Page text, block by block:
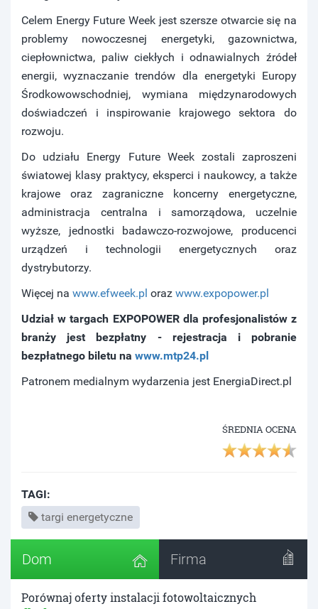
Celem Energy Future Week jest szersze otwarcie się na
problemy nowoczesnej energetyki, gazownictwa,
ciepłownictwa, paliw ciekłych i odnawialnych źródeł
energii, wyznaczanie trendów dla energetyki Europy
Środkowowschodniej, wymiana międzynarodowych
doświadczeń i inspirowanie krajowego sektora do
rozwoju.
Do udziału Energy Future Week zostali zaproszeni
światowej klasy praktycy, eksperci i naukowcy, a także
krajowe oraz zagraniczne koncerny energetyczne,
administracja centralna i samorządowa, uczelnie
wyższe, jednostki badawczo-rozwojowe, producenci
urządzeń i technologii energetycznych oraz
dystrybutorzy.
Więcej na www.efweek.pl oraz www.expopower.pl
Udział w targach EXPOPOWER dla profesjonalistów z
branży jest bezpłatny - rejestracja i pobranie
bezpłatnego biletu na www.mtp24.pl
Patronem medialnym wydarzenia jest EnergiaDirect.pl
ŚREDNIA OCENA
TAGI:
targi energetyczne
Dom Firma
Porównaj oferty instalacji fotowoltaicznych